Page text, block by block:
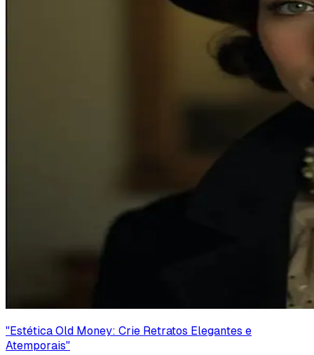
"Estética Old Money: Crie Retratos Elegantes e
Atemporais"